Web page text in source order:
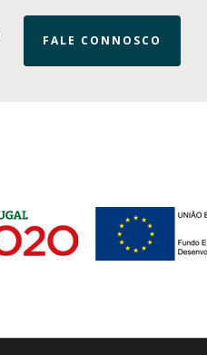
FALE CONNOSCO